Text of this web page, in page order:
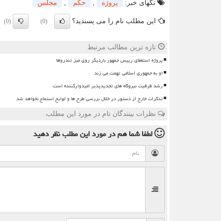
تگهای خبر: پروژه حكم مجلس
این مطلب نام را می پسندید؟ (0)
(0)
تازه ترین مطالب مرتبط
پروژه استعفای رییس جمهور باردیگر روی میز تندروها
او به جمهوری اسلامی تهمت می زند
رشد ظرفیت نیروگاه های تجدیدپذیر امیدوارکننده است
تذکرات خارج از دستور در خلال بررسی طرح ها و لوایح استماع نخواهد شد
نظرات بینندگان نام در مورد این مطلب
لطفا شما همدر مورد این مطلبنظر دهید